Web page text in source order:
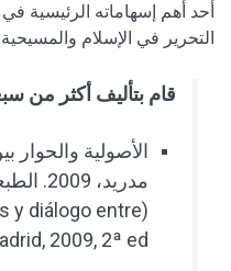
أحد أهم إسهاماته الرئيسية في
التحرير في الإسلام
قام بتأليف أكثر من
الأصولية والحوار
مدريد،
(
y diálogo entre
2009, 2ª ed